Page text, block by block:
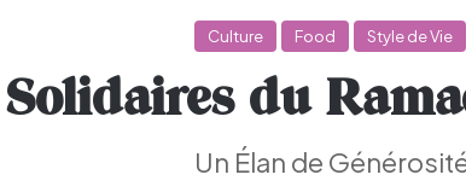
Culture Food Style de Vie
du
Un Élan de